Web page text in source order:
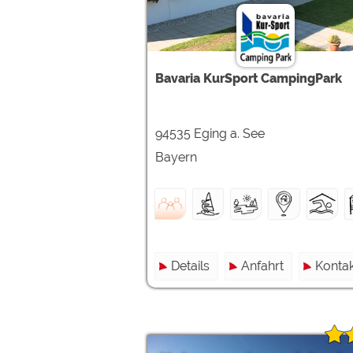
Bavaria KurSport CampingPark
94535 Eging a. See
Bayern
Details Anfahrt